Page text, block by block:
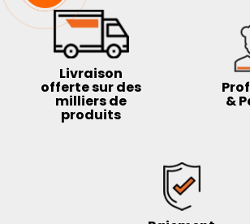
Livraison
offerte sur des
milliers de
produits
&